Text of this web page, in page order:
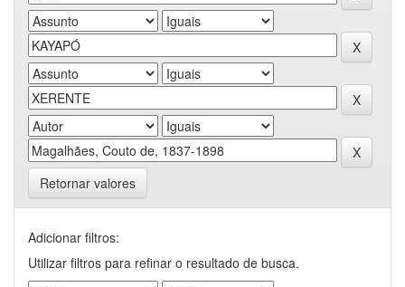
Retornar valores
Adicionar filtros:
Utilizar filtros para refinar o resultado de busca.